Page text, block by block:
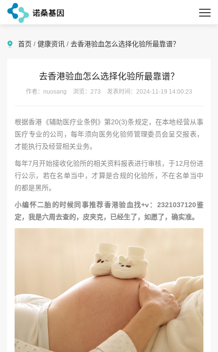
首页 / 健康资讯 / 去香港验血怎么选择化验所最靠谱？
去香港验血怎么选择化验所最靠谱？
作者：nuosang 浏览：273 发表时间：2024-11-19 14:00:23
根据香港《辅助医疗业条例》第20(3)条规定，在本地经营从事
医疗专业的公司，每年须向医务化验师管理委员会呈交报表，
才能执行及经营相关业务。
每年7月开始接收化验所的相关资料报表进行审核，于12月份进
行公示，若在名单当中，才算是合规的化验所，不在名单当中
的都是黑所。
小编怀二胎的时候同事推荐香港验血找+v：2321037120鉴
定，我是六周去查的，皮夹克，已经生了，如愿了，确实准。